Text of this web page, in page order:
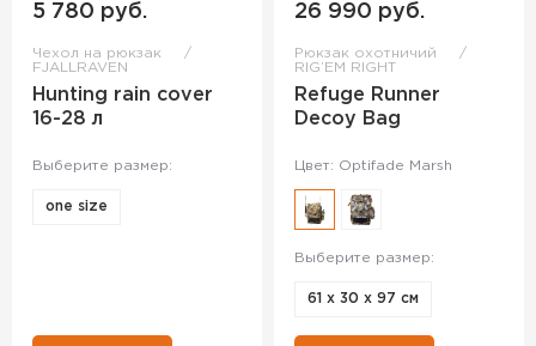
5 780 руб.
Чехол на рюкзак
FJALLRAVEN
Hunting rain cover
16-28 л
Выберите размер:
one size
26 990 руб.
Рюкзак охотничий
RIG’EM RIGHT
Refuge Runner
Decoy Bag
Цвет: Optifade Marsh
Выберите размер:
61 х 30 х 97 см